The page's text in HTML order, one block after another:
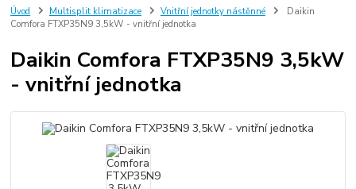
Úvod Multisplit klimatizace Vnitřní jednotky nástěnné
Daikin
Comfora FTXP35N9 3,5kW - vnitřní jednotka
Daikin Comfora FTXP35N9 3,5kW
- vnitřní jednotka